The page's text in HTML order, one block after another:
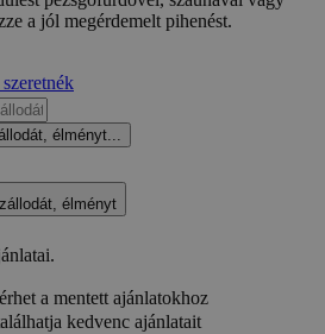
a jól megérdemelt pihenést.
élményt...
élményt
a mentett ajánlatokhoz
kedvenc ajánlatait